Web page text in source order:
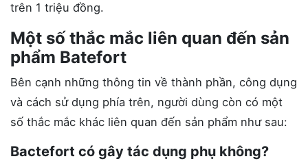
trên 1 triệu đồng.
Một số thắc mắc liên quan đến sản
phẩm Batefort
Bên cạnh những thông tin về thành phần, công dụng
và cách sử dụng phía trên, người dùng còn có một
số thắc mắc khác liên quan đến sản phẩm như sau:
Bactefort có gây tác dụng phụ không?